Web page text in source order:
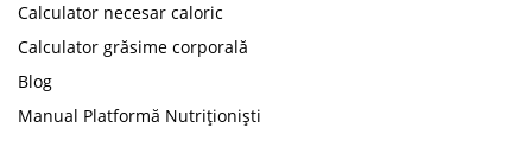
Calculator necesar caloric
Calculator grăsime corporală
Blog
Manual Platformă Nutriționiști